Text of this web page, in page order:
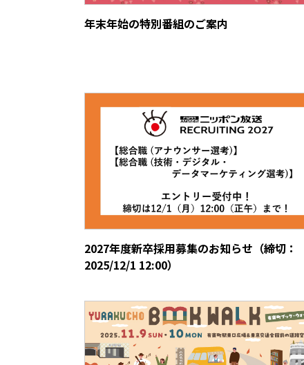
年末年始の特別番組のご案内
2027年度新卒採用募集のお知らせ（締切：
2025/12/1 12:00）